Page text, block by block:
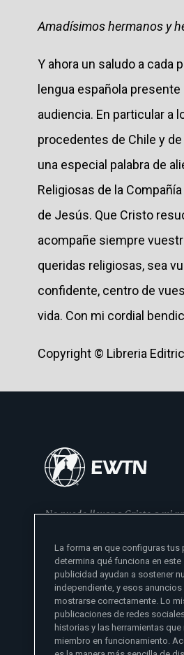
Amadísimos hermanos y
Y ahora un saludo a cada
lengua española presente
audiencia. En particular a
procedentes de Chile y de
una especial palabra de
Religiosas de la
de Jesús. Que Cristo
acompañe siempre
queridas religiosas, sea
confidente, centro de
vida. Con mi cordial
Copyright © Libreria
No puedo llevar a Cristo a mi
- Madre Angelica
La forma en que configuras
determina qué funciona en
publicidad ayudan a sostener
independiente, y esos
mostrarse correctamente. Lo
publicaciones de redes
historias y las herramientas
miembro en funcionamiento.